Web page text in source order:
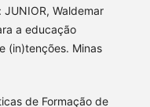
Waldemar
a educação
(in)tenções. Minas
de Formação de